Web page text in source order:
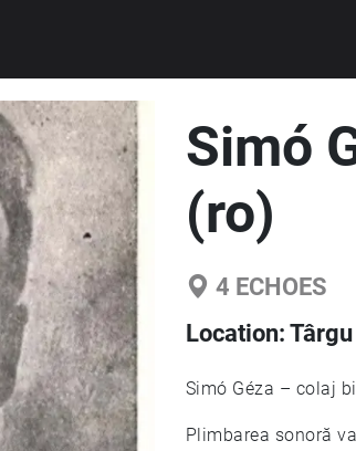
Simó
(ro)
4 ECHOES
Location:
Simó Géza – colaj
Plimbarea sonoră